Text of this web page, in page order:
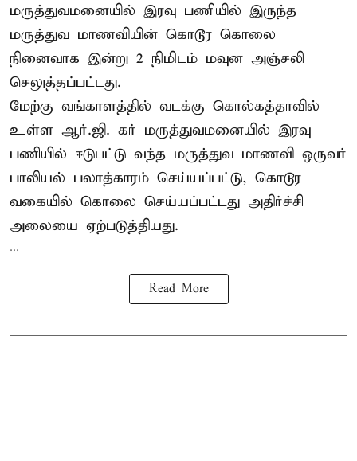
மருத்துவமனையில் இரவு பணியில் இருந்த
மருத்துவ மாணவியின் கொடூர கொலை
நினைவாக இன்று 2 நிமிடம் மவுன அஞ்சலி
செலுத்தப்பட்டது.
மேற்கு வங்காளத்தில் வடக்கு கொல்கத்தாவில்
உள்ள ஆர்.ஜி. கர் மருத்துவமனையில் இரவு
பணியில் ஈடுபட்டு வந்த மருத்துவ மாணவி ஒருவர்
பாலியல் பலாத்காரம் செய்யப்பட்டு, கொடூர
வகையில் கொலை செய்யப்பட்டது அதிர்ச்சி
அலையை ஏற்படுத்தியது.
...
Read More